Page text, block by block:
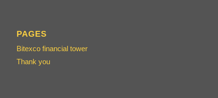
PAGES
Bitexco financial tower
Thank you